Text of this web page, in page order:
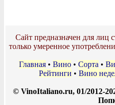
Сайт предназначен для лиц
только умеренное
Главная • Вино • Сорта •
Рейтинги • Вино
© VinoItaliano.ru, 01/2012-